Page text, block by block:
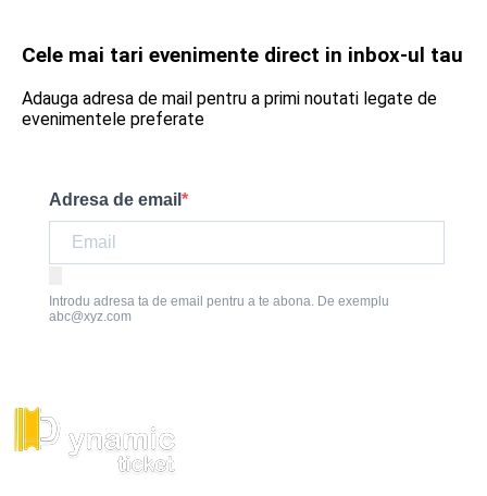
Cele mai tari evenimente direct in inbox-ul tau
Adauga adresa de mail pentru a primi noutati legate de
evenimentele preferate
Adresa de email
Introdu adresa ta de email pentru a te abona. De exemplu
abc@xyz.com